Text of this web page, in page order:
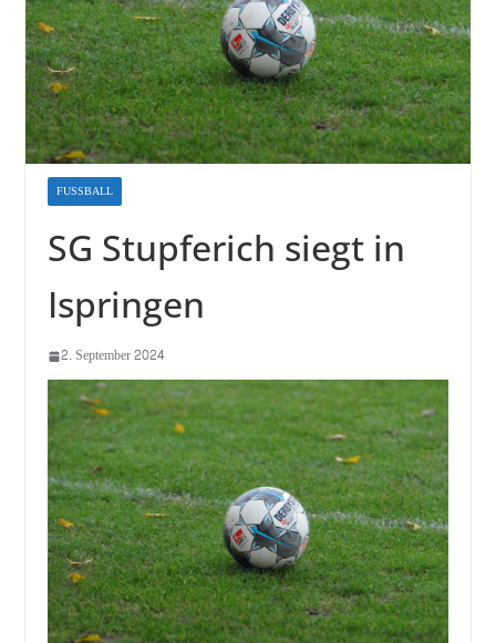
FUSSBALL
SG Stupferich siegt in
Ispringen
2. September 2024